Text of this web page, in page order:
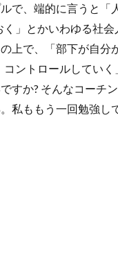
で、端的に言うと
」とかいわゆる社
上で、「部下が自
ントロールしてい
すか? そんなコーチ
私ももう一回勉強し